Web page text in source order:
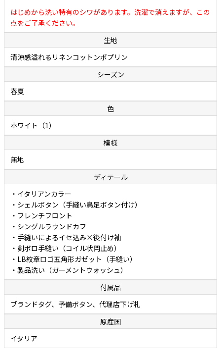
厳選されたリネンとコットンの二者混素材を原料にした細番手糸を負
荷がかからないように低速で織り上げたポプリンは、涼しげな風合い
とさらっとした爽やかな肌触りを合わせ持ち、汗でベトつきにくく
（生地が肌に張り付きにくく）夏でも快適に着用できることが特徴で
す。さりげない節（ふし）のある涼しげな表情ですが、実際にはリネ
ンの混率は約半分なので、リネン100%に比べて深いシワが入りにくく
扱いやすいこともポイントです。爽やかさの中にも優しさが感じられ
る、リネンとコットン両者の持ち味がよく表れた秀逸ファブリックで
ボレッリのカジュアルシャツには、洗い（ウォッシュ）が施されてい
ます。洗いを施すことで生地のコシが程よく抜け、独特なやわらかさ
と肌に馴染むタッチが生み出されています。面倒なアイロン掛けは不
要。洗いざらしでカッコよく着て頂けます。
はじめから洗い特有のシワがあります。洗濯で消えますが、この
点をご了承ください。
生地
清涼感溢れるリネンコットンポプリン
シーズン
春夏
色
ホワイト（1）
模様
無地
ディテール
・イタリアンカラー
・シェルボタン（手縫い鳥足ボタン付け）
・フレンチフロント
・シングルラウンドカフ
・手縫いによるイセ込み×後付け袖
・剣ボロ手縫い（コイル状閂止め）
・LB紋章ロゴ五角形ガゼット（手縫い）
・製品洗い（ガーメントウォッシュ）
付属品
ブランドタグ、予備ボタン、代理店下げ札
原産国
イタリア